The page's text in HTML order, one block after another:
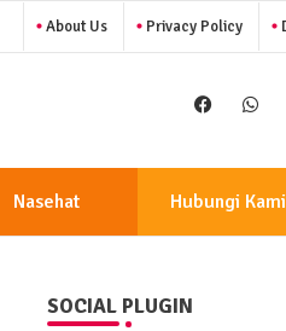
About Us Privacy Policy
Nasehat Hubungi Kami
SOCIAL PLUGIN